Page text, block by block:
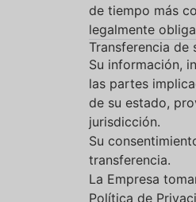
de tiempo más
legalmente
Transferencia de
Su información,
las partes
de su estado,
jurisdicción.
Su
transferencia.
La Empresa
Política de